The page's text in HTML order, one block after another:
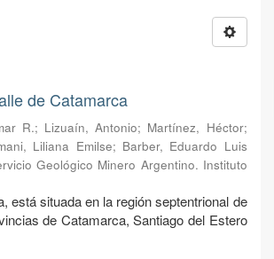
de Catamarca
R.; Lizuaín, Antonio; Martínez, Héctor;
Liliana Emilse; Barber, Eduardo Luis
Geológico Minero Argentino. Instituto
está situada en la región septentrional de
de Catamarca, Santiago del Estero